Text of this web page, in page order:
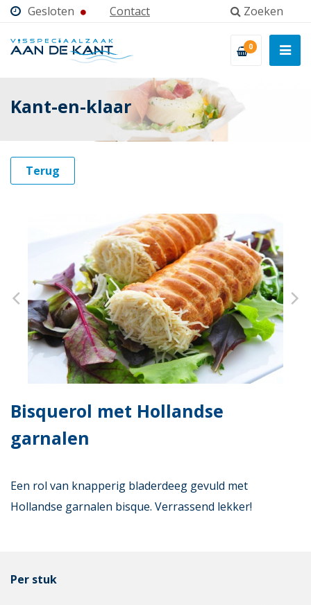
Gesloten Contact Zoeken
0
Kant-en-klaar
Terug
Bisquerol met Hollandse
garnalen
Een rol van knapperig bladerdeeg gevuld met
Hollandse garnalen bisque. Verrassend lekker!
Per stuk